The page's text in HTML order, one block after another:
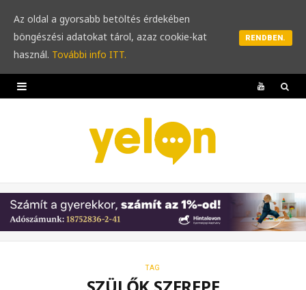
Y
u
b
e
TAG
Az oldal a gyorsabb betöltés érdekében
böngészési adatokat tárol, azaz cookie-kat
használ. További info ITT.
RENDBEN.